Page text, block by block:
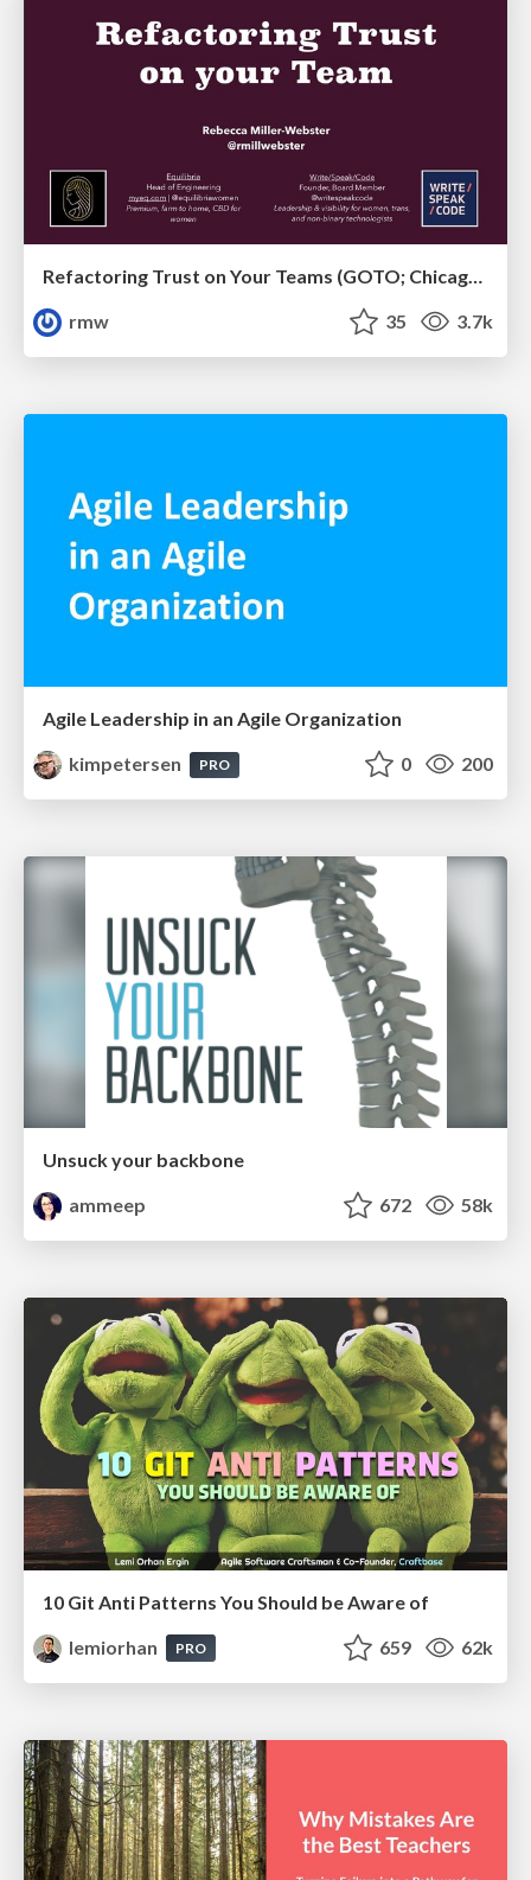
Refactoring Trust on Your Teams (GOTO; Chicago 2020)
rmw
35 3.7k
Agile Leadership in an Agile Organization
kimpetersen
PRO 0 200
Unsuck your backbone
ammeep
672 58k
10 Git Anti Patterns You Should be Aware of
lemiorhan
PRO 659 62k